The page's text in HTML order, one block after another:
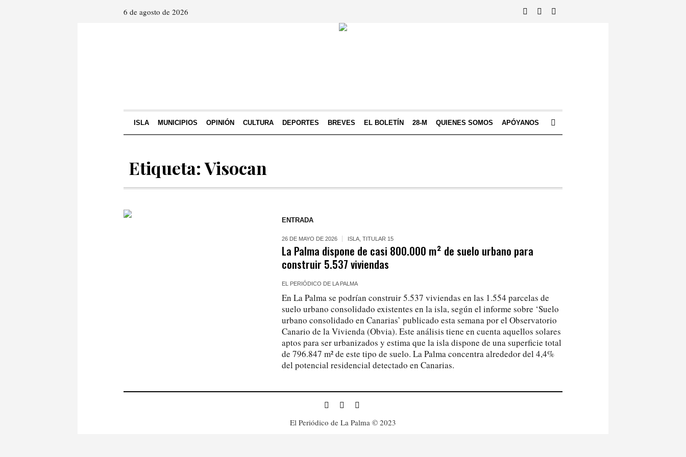
6 de agosto de 2026
ISLA MUNICIPIOS OPINIÓN CULTURA DEPORTES BREVES EL BOLETÍN 28-M QUIENES SOMOS APÓYANOS
Etiqueta: Visocan
ENTRADA
26 DE MAYO DE 2026 ISLA ,TITULAR 15
La Palma dispone de casi 800.000 m² de suelo urbano para
construir 5.537 viviendas
EL PERIÓDICO DE LA PALMA
En La Palma se podrían construir 5.537 viviendas en las 1.554 parcelas de
suelo urbano consolidado existentes en la isla, según el informe sobre ‘Suelo
urbano consolidado en Canarias’ publicado esta semana por el Observatorio
Canario de la Vivienda (Obvia). Este análisis tiene en cuenta aquellos solares
aptos para ser urbanizados y estima que la isla dispone de una superficie total
de 796.847 m² de este tipo de suelo. La Palma concentra alrededor del 4,4%
del potencial residencial detectado en Canarias.
El Periódico de La Palma © 2023